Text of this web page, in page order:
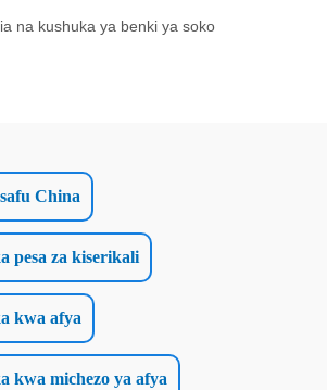
na kushuka ya benki ya soko
China
pesa za kiserikali
kwa afya
kwa michezo ya afya